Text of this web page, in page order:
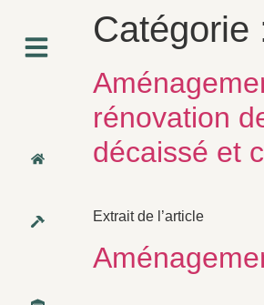
Catégorie
rénovation
décaissé et
Extrait de l’article